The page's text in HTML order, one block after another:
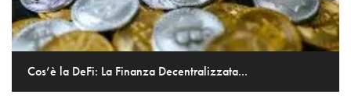
Cos’è la DeFi: La Finanza Decentralizzata...